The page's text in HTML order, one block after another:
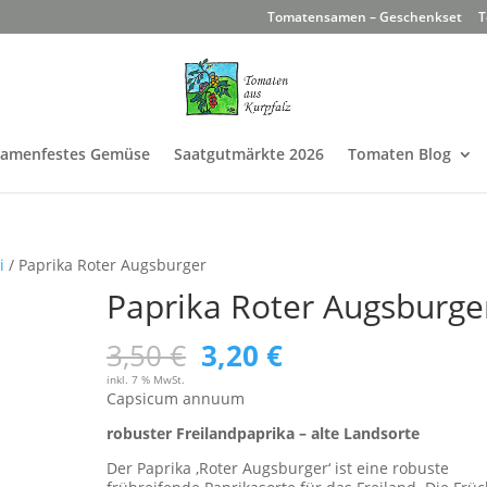
Tomatensamen – Geschenkset
Gemüse Saatgutmärkte 2026 Tomaten Blog
/ Paprika Roter Augsburger
Paprika Roter
3,50€ Ursprünglicher
Preis
war:
3,50 €
3,20€Aktueller
ist:
3,20 €.
inkl. 7 % MwSt.
Capsicum annuum
robuster Freilandpaprika – alte Landsorte
Der Paprika ‚Roter Augsburger‘ ist eine robuste